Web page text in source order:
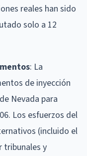
reales han sido
solo a 12
: La
de inyección
Nevada para
Los esfuerzos del
(incluido el
tribunales y